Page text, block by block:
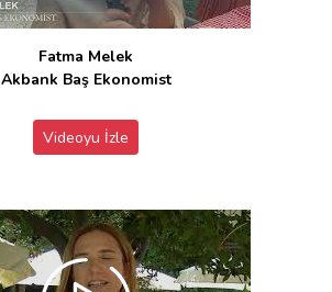
Fatma Melek
Akbank Baş Ekonomist
Videoyu İzle